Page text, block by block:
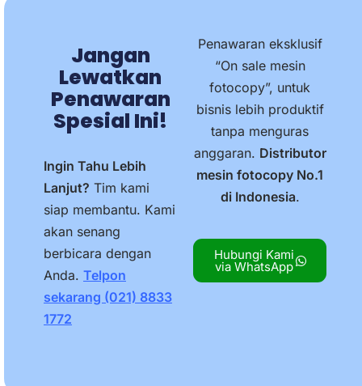
Jangan
Lewatkan
Penawaran
Spesial Ini!
Ingin Tahu Lebih
Lanjut? Tim kami
siap membantu. Kami
akan senang
berbicara dengan
Anda. Telpon
sekarang (021) 8833
1772
Penawaran eksklusif
“On sale mesin
fotocopy”, untuk
bisnis lebih produktif
tanpa menguras
anggaran. Distributor
mesin fotocopy No.1
di Indonesia.
Hubungi Kami
via WhatsApp